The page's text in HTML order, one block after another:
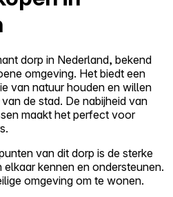
dorp in Nederland, bekend
omgeving. Het biedt een
van natuur houden en willen
de stad. De nabijheid van
maakt het perfect voor
van dit dorp is de sterke
kennen en ondersteunen.
omgeving om te wonen.